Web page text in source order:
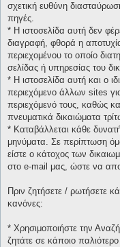
σχετική ευθύνη
πηγές.
* H ιστοσελίδα αυτή δεν
διαγραφή, φθορά η
περιεχομένου το οποίο
σελίδας ή υπηρεσίας του
* H ιστοσελίδα αυτή και ο
περιεχόμενο άλλων sites
περιεχόμενό τους, καθώς
πνευματικά δικαιώματα
* Καταβάλλεται κάθε
μηνύματα. Σε περίπτωση
είστε ο κάτοχος των
στο e-mail μας, ώστε να
Πριν ζητήσετε / ρωτήσετε
κανόνες:
* Χρησιμοποιήστε την
ζητάτε σε κάποιο